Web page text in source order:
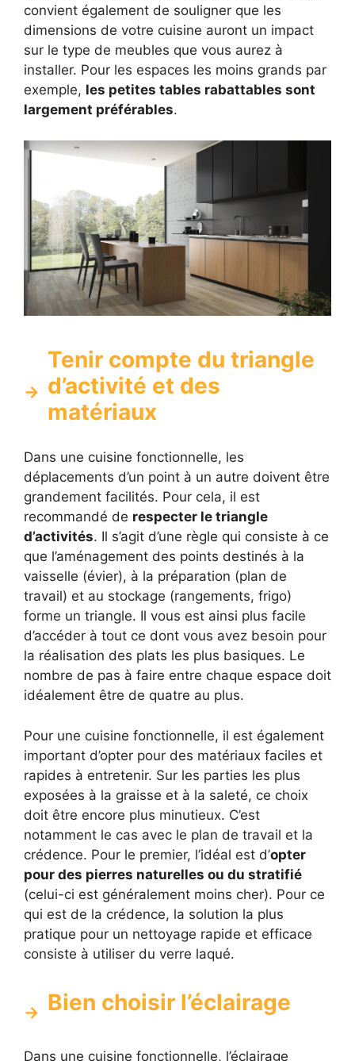
convient également de souligner que les
dimensions de votre cuisine auront un impact
sur le type de meubles que vous aurez à
installer. Pour les espaces les moins grands par
exemple, les petites tables rabattables sont
largement préférables.
Tenir compte du triangle
d’activité et des
matériaux
Dans une cuisine fonctionnelle, les
déplacements d’un point à un autre doivent être
grandement facilités. Pour cela, il est
recommandé de respecter le triangle
d’activités. Il s’agit d’une règle qui consiste à ce
que l’aménagement des points destinés à la
vaisselle (évier), à la préparation (plan de
travail) et au stockage (rangements, frigo)
forme un triangle. Il vous est ainsi plus facile
d’accéder à tout ce dont vous avez besoin pour
la réalisation des plats les plus basiques. Le
nombre de pas à faire entre chaque espace doit
idéalement être de quatre au plus.
Pour une cuisine fonctionnelle, il est également
important d’opter pour des matériaux faciles et
rapides à entretenir. Sur les parties les plus
exposées à la graisse et à la saleté, ce choix
doit être encore plus minutieux. C’est
notamment le cas avec le plan de travail et la
crédence. Pour le premier, l’idéal est d’opter
pour des pierres naturelles ou du stratifié
(celui-ci est généralement moins cher). Pour ce
qui est de la crédence, la solution la plus
pratique pour un nettoyage rapide et efficace
consiste à utiliser du verre laqué.
Bien choisir l’éclairage
Dans une cuisine fonctionnelle, l’éclairage